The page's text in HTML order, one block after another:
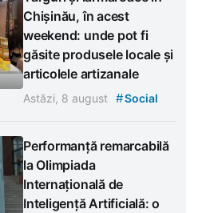
Chișinău, în acest
weekend: unde pot fi
găsite produsele locale și
articolele artizanale
Astăzi, 8 august #Social
Performanță remarcabilă
la Olimpiada
Internațională de
Inteligență Artificială: o